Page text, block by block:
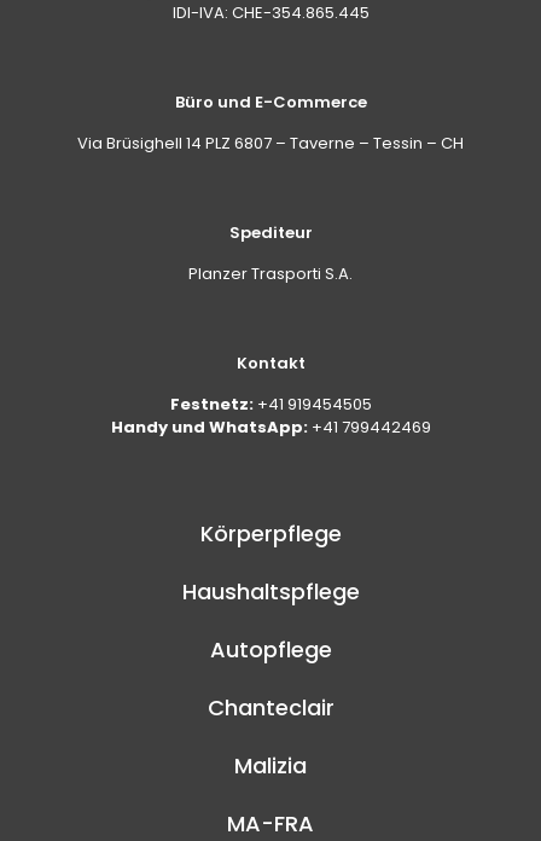
IDI-IVA: CHE-354.865.445
Büro und E-Commerce
Via Brüsighell 14 PLZ 6807 – Taverne – Tessin – CH
Spediteur
Planzer Trasporti S.A.
Kontakt
Festnetz: +41 919454505
Handy und WhatsApp: +41 799442469
Körperpflege
Haushaltspflege
Autopflege
Chanteclair
Malizia
MA-FRA